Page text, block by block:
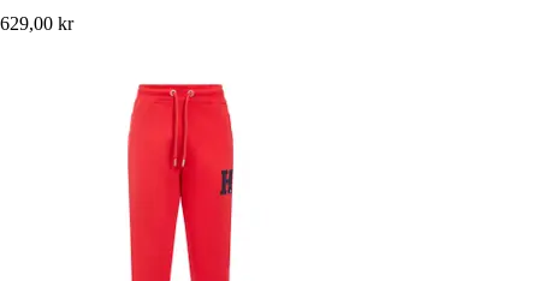
629,00 kr